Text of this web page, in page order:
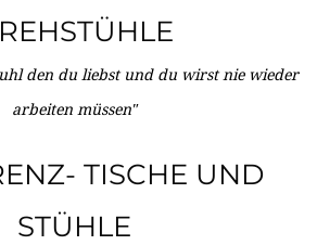
den du liebst und du wirst nie wieder
arbeiten müssen"
TISCHE UND
STÜHLE